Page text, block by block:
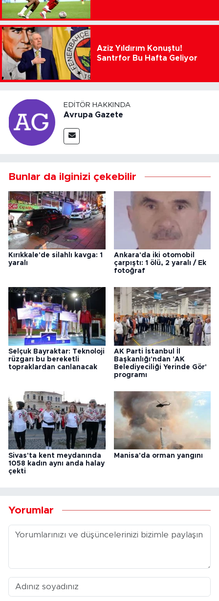
Aziz Yıldırım Konuştu!
Santrfor Bu Hafta Geliyor
EDITÖR HAKKINDA
Avrupa Gazete
Bunlar da ilginizi çekebilir
Kırıkkale'de silahlı kavga: 1
yaralı
Ankara'da iki otomobil
çarpıştı: 1 ölü, 2 yaralı / Ek
fotoğraf
Selçuk Bayraktar: Teknoloji
rüzgarı bu bereketli
topraklardan canlanacak
AK Parti İstanbul İl
Başkanlığı'ndan 'AK
Belediyeciliği Yerinde Gör'
programı
Sivas'ta kent meydanında
1058 kadın aynı anda halay
çekti
Manisa'da orman yangını
Yorumlar